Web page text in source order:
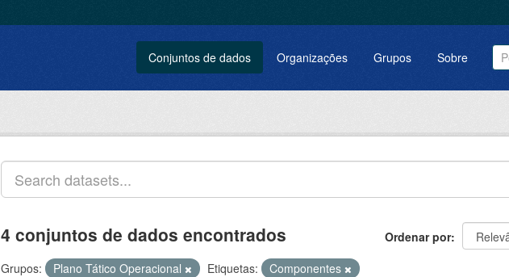
Conjuntos de dados Organizações Grupos Sobre
Ordenar por
4 conjuntos de dados encontrados
Grupos: Plano Tático Operacional Etiquetas:
Componentes